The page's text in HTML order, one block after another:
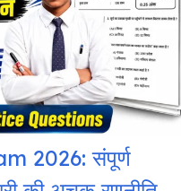
2026: संपूर्ण